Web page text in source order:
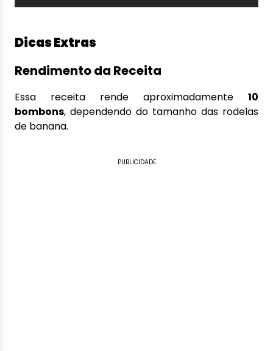
Dicas Extras
Rendimento da Receita
Essa receita rende aproximadamente 10
bombons, dependendo do tamanho das rodelas
de banana.
PUBLICIDADE